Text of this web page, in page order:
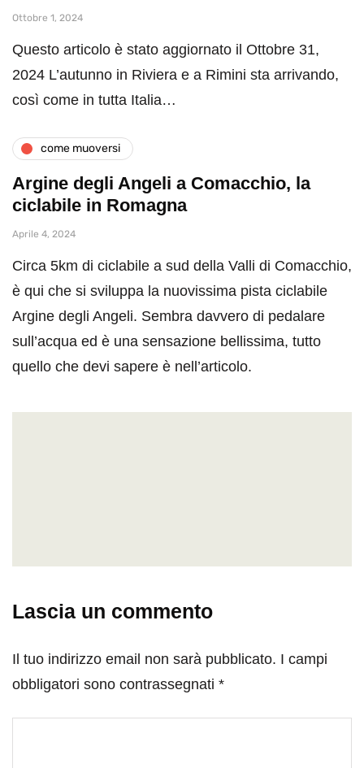
Ottobre 1, 2024
Questo articolo è stato aggiornato il Ottobre 31,
2024 L’autunno in Riviera e a Rimini sta arrivando,
così come in tutta Italia…
come muoversi
Argine degli Angeli a Comacchio, la
ciclabile in Romagna
Aprile 4, 2024
Circa 5km di ciclabile a sud della Valli di Comacchio,
è qui che si sviluppa la nuovissima pista ciclabile
Argine degli Angeli. Sembra davvero di pedalare
sull’acqua ed è una sensazione bellissima, tutto
quello che devi sapere è nell’articolo.
Lascia un commento
Il tuo indirizzo email non sarà pubblicato. I campi
obbligatori sono contrassegnati *